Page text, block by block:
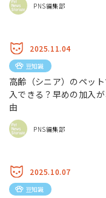
PNS編集部
2025.11.04
豆知識
高齢（シニア）のペッ
入できる？早めの加入
由
PNS編集部
2025.10.07
豆知識